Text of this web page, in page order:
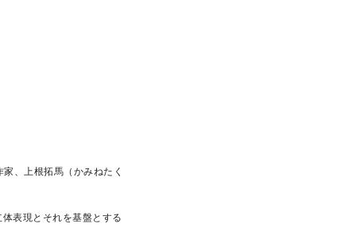
、上根拓馬（かみねたく
表現とそれを基盤とする